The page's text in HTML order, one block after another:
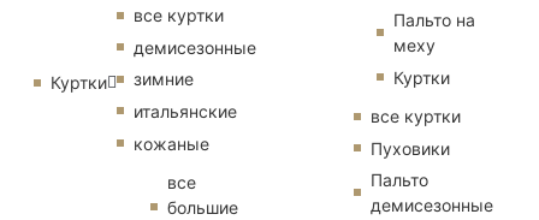
Куртки
все куртки
демисезонные
зимние
итальянские
кожаные
все
большие
Пальто на
меху
Куртки
все куртки
Пуховики
Пальто
демисезонные